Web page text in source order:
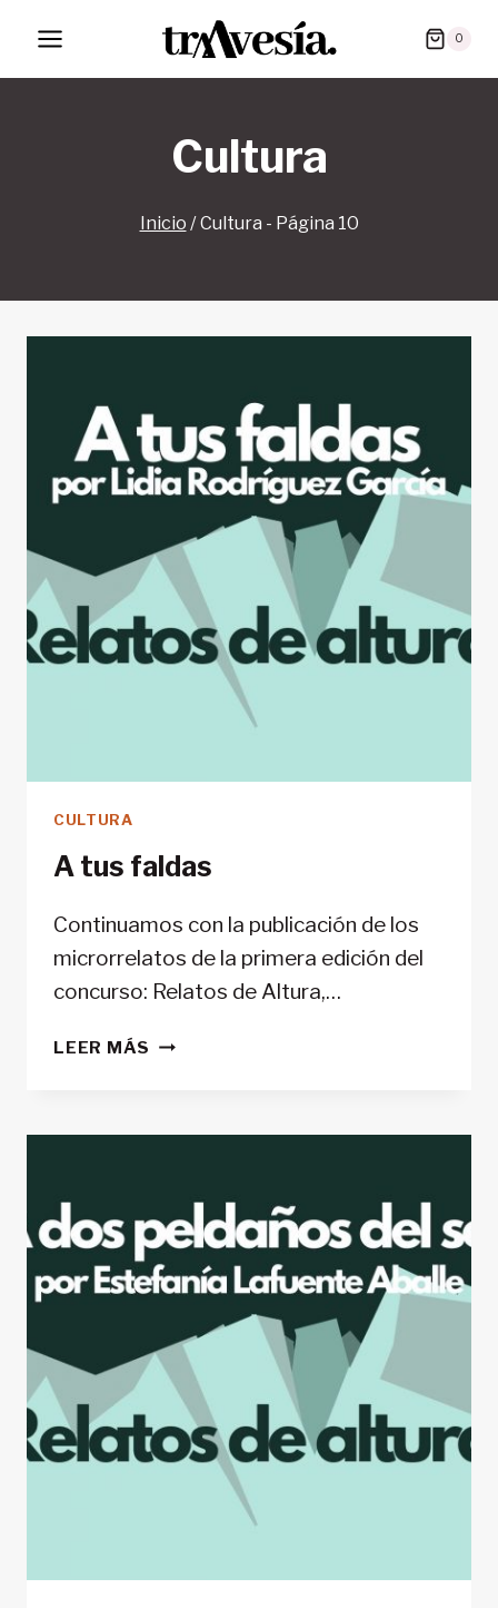
contenido
0
Cultura
Inicio /Cultura - Página 10
CULTURA
A tus faldas
Continuamos con la publicación de los
microrrelatos de la primera edición del
concurso: Relatos de Altura,…
LEER MÁS A